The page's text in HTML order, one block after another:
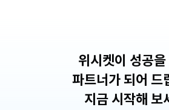
위시켓이 성공
파트너가 되어 드
지금 시작해 보